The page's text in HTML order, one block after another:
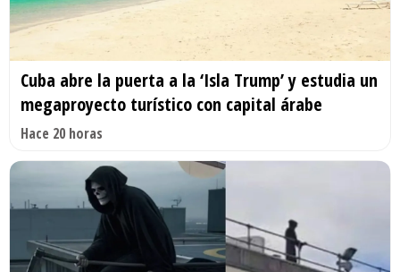
Cuba abre la puerta a la ‘Isla Trump’ y estudia un
megaproyecto turístico con capital árabe
Hace 20 horas